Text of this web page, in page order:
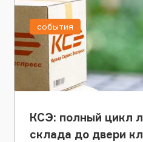
КСЭ: полный цикл
склада до двери
события